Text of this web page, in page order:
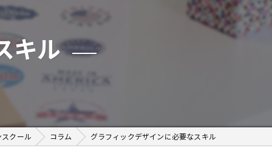
コラム
キル
クール コラム グラフィックデザインに必要なスキル